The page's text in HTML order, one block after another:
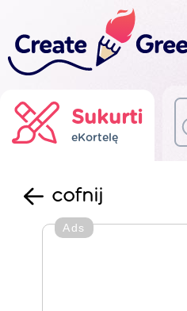
Sukurti
eKortelę
cofnij
Ads